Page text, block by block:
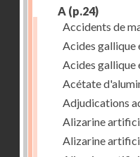
A (p.24)
Accidents de
Acides gallique
Acides gallique
Acétate
Adjudications
Alizarine
Alizarine